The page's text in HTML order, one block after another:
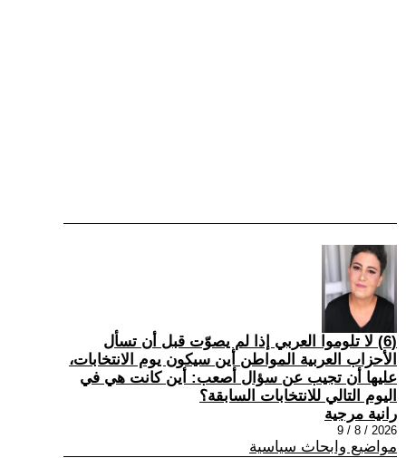
(6) لا تلوموا العربي إذا لم يصوّت قبل أن تسأل
الأحزاب العربية المواطن أين سيكون يوم الانتخابات،
عليها أن تجيب عن سؤال أصعب: أين كانت هي في
اليوم التالي للانتخابات السابقة؟
رانية مرجية
2026 / 8 / 9
مواضيع وابحاث سياسية